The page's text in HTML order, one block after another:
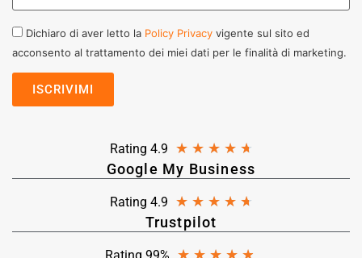
Dichiaro di aver letto la Policy Privacy vigente sul sito ed
acconsento al trattamento dei miei dati per le finalità di marketing.
Rating 4.9 ★ ★ ★ ★ ★
Google My Business
Rating 4.9 ★ ★ ★ ★ ★
Trustpilot